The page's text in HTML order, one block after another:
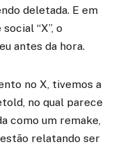
deletada. E em
“X”, o
antes da hora.
no X, tivemos a
no qual parece
como um remake,
relatando ser